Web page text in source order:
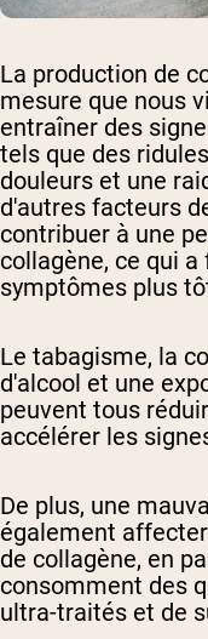
La production de
mesure que nous
entraîner des
tels que des
douleurs et une
d'autres facteurs
contribuer à une
collagène, ce qui
symptômes plus
Le tabagisme, la
d'alcool et une
peuvent tous
accélérer les
De plus, une
également
de collagène, en
consomment des
ultra-traités et de